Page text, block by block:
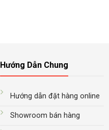
Hướng Dẫn Chung
Hướng dẫn đặt hàng online
Showroom bán hàng